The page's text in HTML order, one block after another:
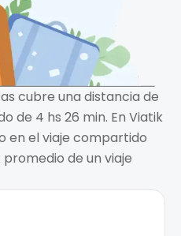
cubre una distancia de
de 4 hs 26 min. En Viatik
en el viaje compartido
de un viaje